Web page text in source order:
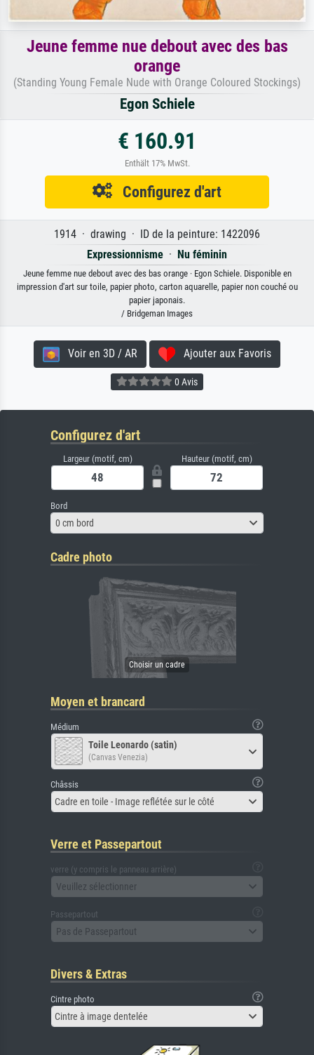
Jeune femme nue debout avec des bas
orange
(Standing Young Female Nude with Orange Coloured Stockings)
Egon Schiele
€ 160.91
Enthält 17% MwSt.
Configurez d'art
1914 · drawing · ID de la peinture: 1422096
Expressionnisme · Nu féminin
Jeune femme nue debout avec des bas orange · Egon Schiele. Disponible en
impression d'art sur toile, papier photo, carton aquarelle, papier non couché ou
papier japonais.
/ Bridgeman Images
Voir en 3D / AR Ajouter aux Favoris
0 Avis
Configurez d'art
Largeur (motif, cm) Hauteur (motif, cm)
Bord
0 cm bord
Cadre photo
Moyen et brancard
Médium
Toile Leonardo (satin)
(Canvas Venezia)
Châssis
Cadre en toile - Image reflétée sur le côté
Verre et Passepartout
verre (y compris le panneau arrière)
Veuillez sélectionner
Passepartout
Pas de Passepartout
Divers & Extras
Cintre photo
Cintre à image dentelée